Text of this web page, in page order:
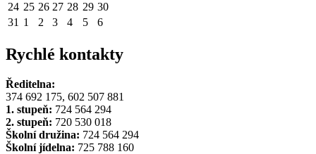
24 25 26 27 28 29 30
31 1 2 3 4 5 6
Rychlé kontakty
Ředitelna:
374 692 175, 602 507 881
1. stupeň: 724 564 294
2. stupeň: 720 530 018
Školní družina: 724 564 294
Školní jídelna: 725 788 160